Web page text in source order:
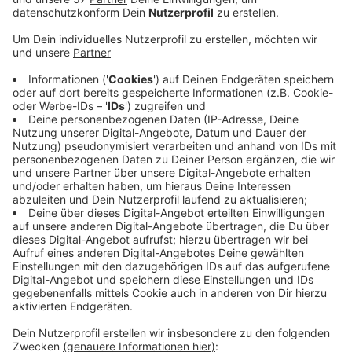
Die"Wärm Komp" in Aachen-Burtscheidist an
Bei dem Reallabor des Thermalwasserbrunnens wird
die Wasserqualität nochmal untersucht.
Zwar haben sich die meisten Badenden positiv
geäußert und auch eine hygienische Analyse des
Thermalwassers aus der Rosenquelle war einwandfrei.
Allerdings hat das Gesundheitsamt in neuen Proben
Keime gefunden, die vermutlich von den Badenden
selbst stammen.
Als Konsequenz werden die Becken und
Kontaktflächen künftig vor dem Betrieb mit einem
Desinfektionsmittel gereinigt und es werden leicht zu
reinigende Matten ausgelegt. Badegäste werden
außerdem strenger darauf kontrolliert, dass sie
geduscht in die "Wärm Komp" steigen.